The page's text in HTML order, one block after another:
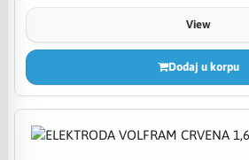
View
Dodaj u korpu